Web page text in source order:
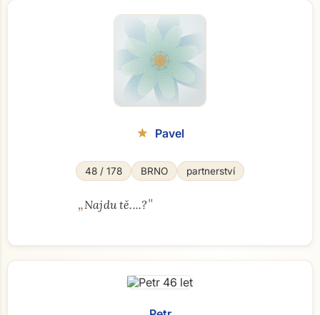
star Pavel
48 / 178 BRNO partnerství
„Najdu tě....?"